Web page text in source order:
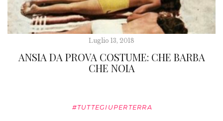
Luglio 13, 2018
ANSIA DA PROVA COSTUME: CHE BARBA
CHE NOIA
#TUTTEGIUPERTERRA